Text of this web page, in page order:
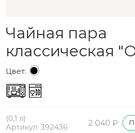
Чайная пара
классическая
Цвет:
(0,1 л)
Артикул: 392436
2 040 ₽